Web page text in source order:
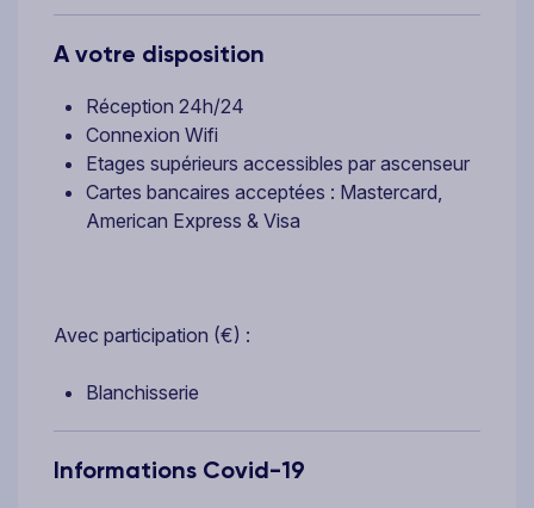
A votre disposition
Réception 24h/24
Connexion Wifi
Etages supérieurs accessibles par ascenseur
Cartes bancaires acceptées : Mastercard,
American Express & Visa
Avec participation (€) :
Blanchisserie
Informations Covid-19